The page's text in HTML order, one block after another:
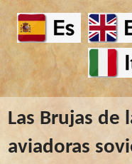
Las Brujas de
aviadoras